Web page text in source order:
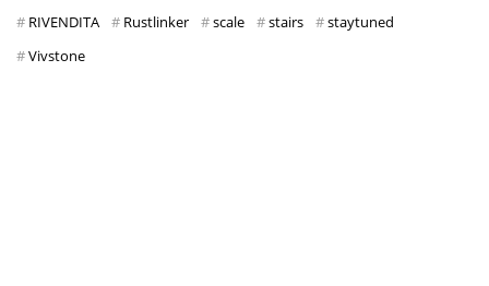
RIVENDITA
Rustlinker scale stairs
staytuned
Vivstone